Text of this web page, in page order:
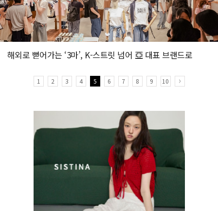
해외로 뻗어가는 ‘3마’, K-스트릿 넘어 亞 대표 브랜드로
1 2 3 4 5 6 7 8 9 10